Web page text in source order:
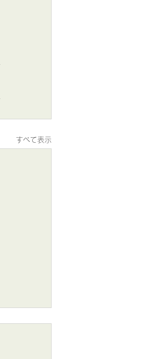
すべて表示